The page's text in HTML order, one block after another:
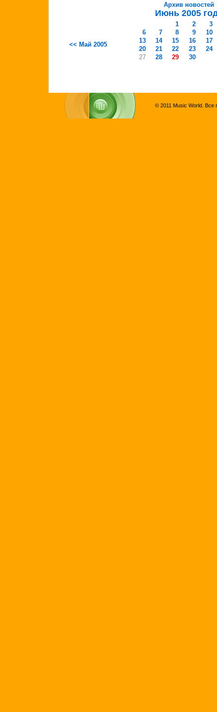
Архив новостей
Июнь 2005
<< Май 2005
1 2
3
6
7 8 9
10
13
14 15 16
17
20
21 22 23
24
27
28 29 30
© 2011 Music World. Все